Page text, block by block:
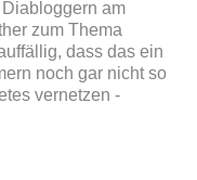
am
zum Thema
dass das ein
noch gar nicht so
vernetzen -